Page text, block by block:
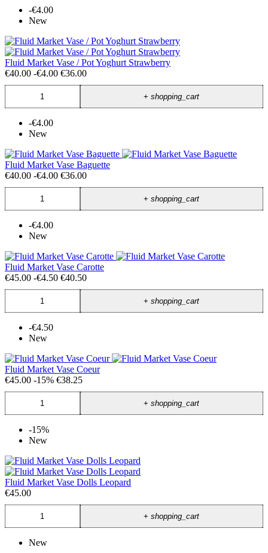
-€4.00
New
Fluid Market Vase / Pot Yoghurt Strawberry
€40.00 -€4.00 €36.00
+shopping_cart
-€4.00
New
Fluid Market Vase Baguette
€40.00 -€4.00 €36.00
+shopping_cart
-€4.00
New
Fluid Market Vase Carotte
€45.00 -€4.50 €40.50
+shopping_cart
-€4.50
New
Fluid Market Vase Coeur
€45.00 -15% €38.25
+shopping_cart
-15%
New
Fluid Market Vase Dolls Leopard
€45.00
+shopping_cart
New